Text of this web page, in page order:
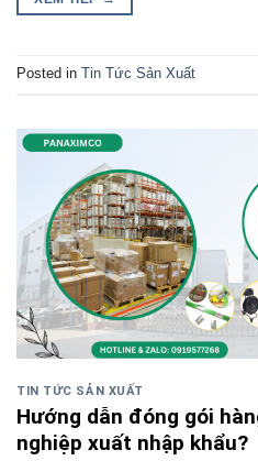
Posted in Tin Tức Sản Xuất
TIN TỨC SẢN XUẤT
Hướng dẫn đóng gói
nghiệp xuất nhập khẩu?